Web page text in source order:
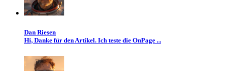
Dan Riesen
Hi, Danke für den Artikel. Ich teste die OnPage ...